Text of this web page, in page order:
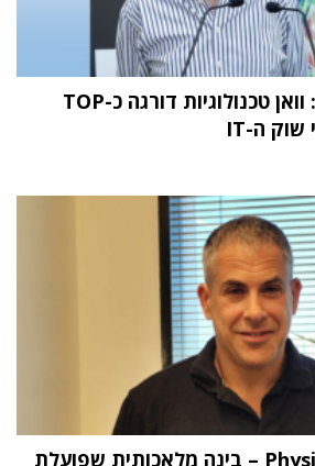
מחקר STKI השנתי: וואן טכנולוגיות דורגה כ-TOP
"העתיד הוא Physical AI – בינה מלאכותית שפועלת